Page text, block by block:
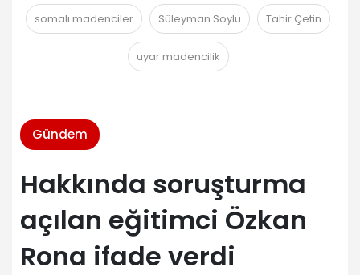
somalı madenciler Süleyman Soylu Tahir Çetin
uyar madencilik
Gündem
Hakkında soruşturma
açılan eğitimci Özkan
Rona ifade verdi